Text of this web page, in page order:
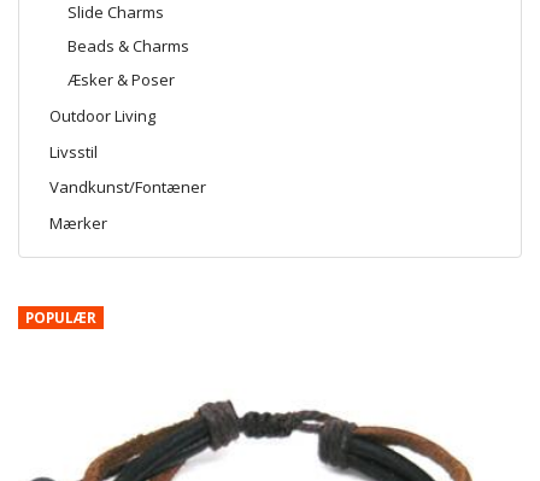
Slide Charms
Beads & Charms
Æsker & Poser
Outdoor Living
Livsstil
Vandkunst/Fontæner
Mærker
POPULÆR